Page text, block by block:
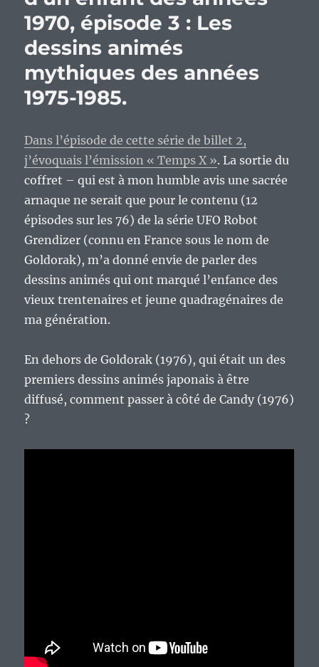
1970, épisode 3 : Les
dessins animés
mythiques des années
1975-1985.
Dans l’épisode de cette série de billet 2,
j’évoquais l’émission « Temps X ». La sortie du
coffret – qui est à mon humble avis une sacrée
arnaque ne serait que pour le contenu (12
épisodes sur les 76) de la série UFO Robot
Grendizer (connu en France sous le nom de
Goldorak), m’a donné envie de parler des
dessins animés qui ont marqué l’enfance des
vieux trentenaires et jeune quadragénaires de
ma génération.
En dehors de Goldorak (1976), qui était un des
premiers dessins animés japonais à être
diffusé, comment passer à côté de Candy (1976)
?